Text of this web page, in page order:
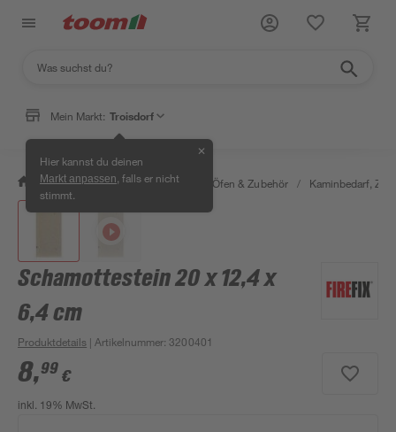
Mein Markt: Troisdorf
Hier kannst du deinen
Markt anpassen , falls er nicht
stimmt.
✕
/ Bauen & Renovieren / Kamine, Öfen & Zubehör / Kaminbedarf,
Schamottestein 20 x 12,4 x
6,4 cm
Produktdetails | Artikelnummer:3200401
8,99 €
inkl. 19% MwSt.